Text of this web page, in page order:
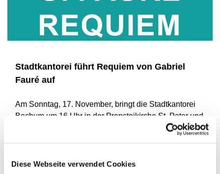
Diese Webseite verwendet Cookies
Stadtkantorei führt Requiem von Gabriel
Fauré auf
Am Sonntag, 17. November, bringt die Stadtkantorei
Bochum um 16 Uhr in der Propsteikirche St. Peter und
Paul (Untere Markstraße 9) das Requiem von Gabriel